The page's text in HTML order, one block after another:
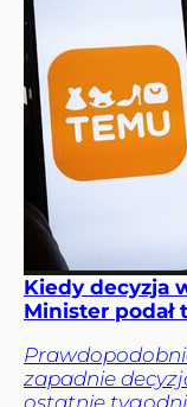
Kiedy decyzja
Minister podał
zapadnie